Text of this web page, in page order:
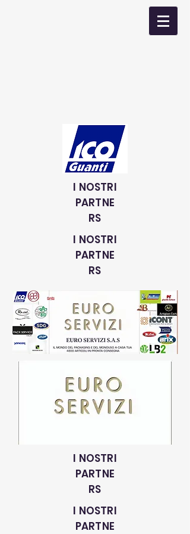
I NOSTRI
PARTNE
RS
I NOSTRI
PARTNE
RS
I NOSTRI
PARTNE
RS
I NOSTRI
PARTNE